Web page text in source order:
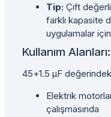
Tip: Çift
farklı kapasite
uygulamalar
Kullanım Alanları:
45+1.5 µF
Elektrik
çalışmasında